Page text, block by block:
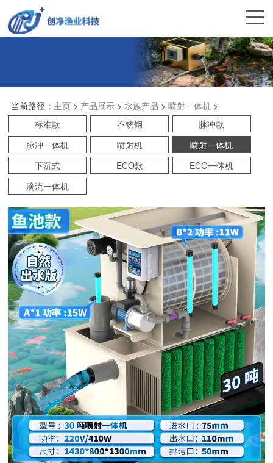
当前路径： 主页> 产品展示> 水族产品 > 喷射一体机>
标准款
不锈钢
脉冲款
脉冲一体机
喷射机
喷射一体机
下沉式
ECO款
ECO一体机
滴流一体机